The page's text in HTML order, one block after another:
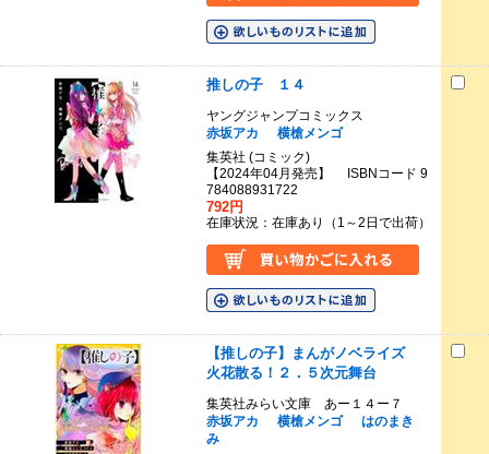
推しの子 １４
ヤングジャンプコミックス
赤坂アカ
横槍メンゴ
集英社 (コミック)
【2024年04月発売】 ISBNコード 9
784088931722
792円
在庫状況：在庫あり（1～2日で出荷）
【推しの子】まんがノベライズ
火花散る！２．５次元舞台
集英社みらい文庫 あー１４ー７
赤坂アカ
横槍メンゴ
はのまき
み